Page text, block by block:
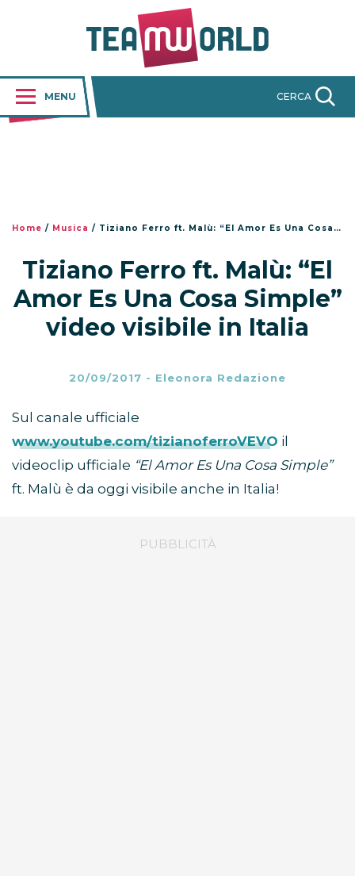
MENU CERCA
Home / Musica / Tiziano Ferro ft. Malù: “El Amor Es Una Cosa Simple” video visibile in Italia
Tiziano Ferro ft. Malù: “El
Amor Es Una Cosa Simple”
video visibile in Italia
20/09/2017 - Eleonora Redazione
Sul canale ufficiale
www.youtube.com/tizianoferroVEVO il
videoclip ufficiale “El Amor Es Una Cosa Simple”
ft. Malù è da oggi visibile anche in Italia!